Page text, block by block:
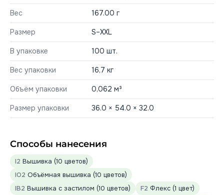
Вес 167.00 г
Размер S–XXL
В упаковке 100 шт.
Вес упаковки 16,7 кг
Объём упаковки 0,062 м³
Размер упаковки 36.0 × 54.0 × 32.0
Способы нанесения
I2 Вышивка (10 цветов)
IO2 Объёмная вышивка (10 цветов)
IB2 Вышивка с застилом (10 цветов) F2 Флекс (1 цвет)